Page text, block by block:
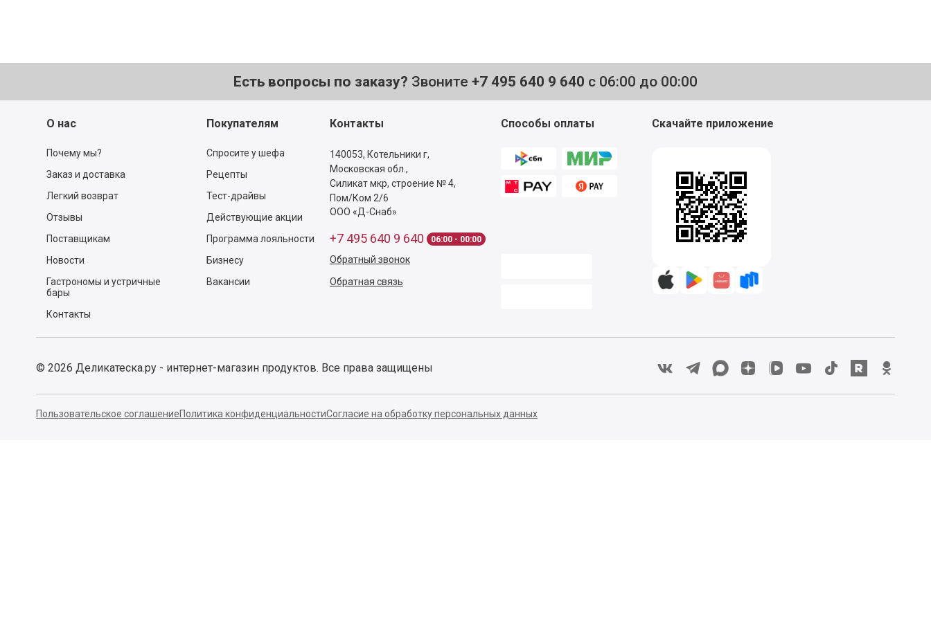
Есть вопросы по заказу? Звоните +7 495 640 9 640 с 06:00 до 00:00
О нас
Почему мы?
Заказ и доставка
Легкий возврат
Отзывы
Поставщикам
Новости
Гастрономы и устричные
бары
Контакты
Покупателям
Спросите у шефа
Рецепты
Тест-драйвы
Действующие акции
Программа лояльности
Бизнесу
Вакансии
Контакты
140053, Котельники г,
Московская обл.,
Силикат мкр, строение № 4,
Пом/Ком 2/6
ООО «Д-Снаб»
+7 495 640 9 640 06:00 - 00:00
Обратный звонок
Обратная связь
Способы оплаты Скачайте приложение
© 2026 Деликатеска.ру - интернет-магазин продуктов. Все права защищены
Пользовательское соглашениеПолитика конфиденциальностиСогласие на обработку персональных данных